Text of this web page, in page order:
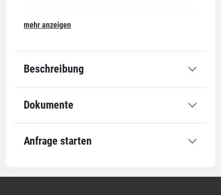
Nachhaltigkeit
Abmessung
Rollenlänge
mehr anzeigen
Beschreibung
Dokumente
Anfrage starten